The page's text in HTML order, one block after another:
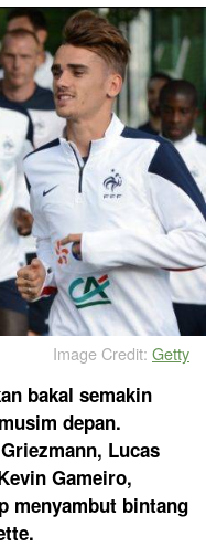
Image Credit: Getty
bakal semakin
depan.
Lucas
Gameiro,
menyambut bintang